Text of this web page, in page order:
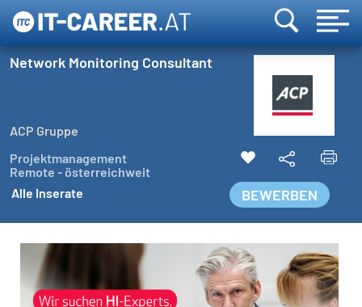
Network Monitoring Consultant
ACP Gruppe
Projektmanagement
Remote - österreichweit
Alle Inserate
BEWERBEN